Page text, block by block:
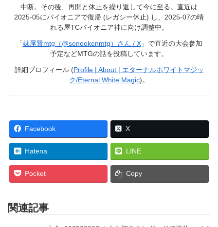
中断。その後、再開と休止を繰り返して今に至る。直近は
2025-05にパイオニアで復帰 (レガシー休止) し、2025-07の晴
れる屋TCパイオニア神に向け調整中。
「妹尾賢mtg（@senookenmtg）さん / X」で直近の大会参加
予定などMTGの話を投稿しています。
詳細プロフィール (Profile | About | エターナルホワイトマジッ
ク/Eternal White Magic)。
Facebook X
Hatena LINE
Pocket Copy
関連記事